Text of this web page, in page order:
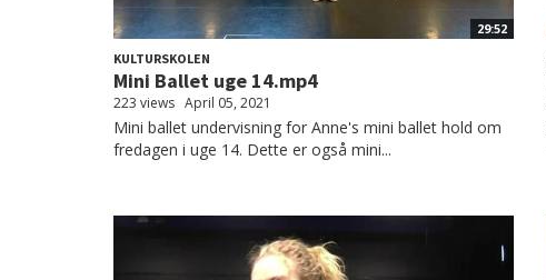
29:52
KULTURSKOLEN
Mini Ballet uge 14.mp4
223 views April 05, 2021
Mini ballet undervisning for Anne's mini ballet hold om
fredagen i uge 14. Dette er også mini...